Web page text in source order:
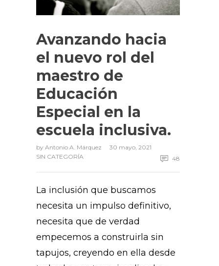
Avanzando hacia
el nuevo rol del
maestro de
Educación
Especial en la
escuela inclusiva.
by Antonio A. Márquez
30 mayo, 2021
SIN CATEGORÍA
48
La inclusión que buscamos
necesita un impulso definitivo,
necesita que de verdad
empecemos a construirla sin
tapujos, creyendo en ella desde